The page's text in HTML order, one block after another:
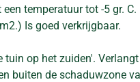
temperatuur tot -5 gr. C.
Is goed verkrijgbaar.
op het zuiden'.
buiten de schaduwzone